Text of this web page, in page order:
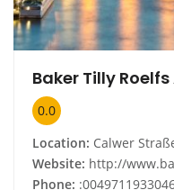
0.0
Location: Calwer
Website: http://
Phone: